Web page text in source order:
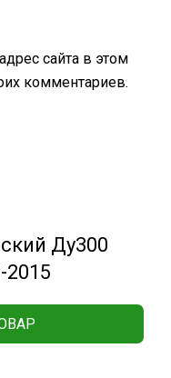
сайта в этом
комментариев.
Ду300
2015